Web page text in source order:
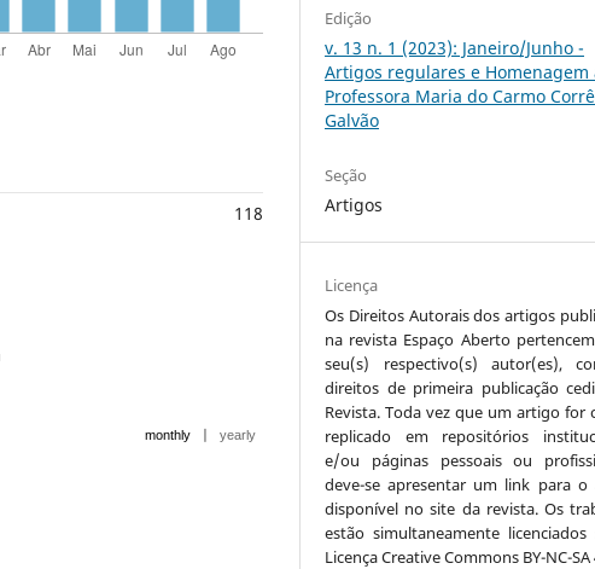
118
monthly | yearly
Edição
v. 13 n. 1 (2023): Janeiro/Junho -
Artigos regulares e Homenagem
Professora Maria do Carmo
Galvão
Seção
Artigos
Licença
Os Direitos Autorais dos artigos
na revista Espaço Aberto
seu(s) respectivo(s) autor(es),
direitos de primeira publicação
Revista. Toda vez que um artigo for
replicado em repositórios
e/ou páginas pessoais ou
deve-se apresentar um link para o
disponível no site da revista. Os
estão simultaneamente
Licença Creative Commons BY-NC-SA